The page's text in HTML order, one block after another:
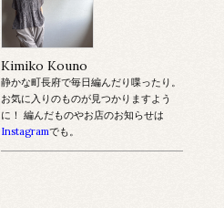
Kimiko Kouno
静かな町長府で毎日編んだり喋ったり。
お気に入りのものが見つかりますよう
に！ 編んだものやお店のお知らせは
Instagramでも。